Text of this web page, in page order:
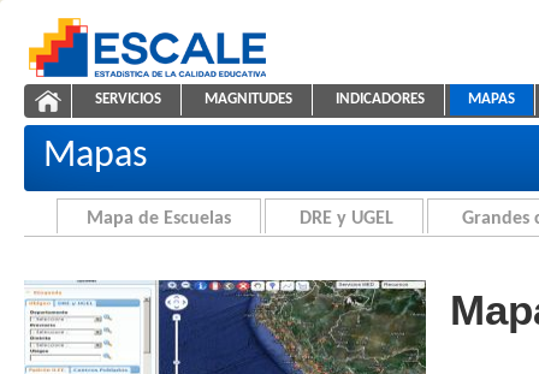
ESCALE - Unidad de Estadística Educativa
Cartografía de la Educación
NAVEGACIÓN
SERVICIOS MAGNITUDES INDICADORES MAPAS
Mapas
Mapa de Escuelas DRE y UGEL Grandes